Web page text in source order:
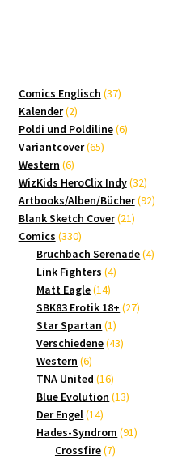
Comics Englisch 3737
Kalender 22
Produkte
Poldi und Poldiline 66
Variantcover 6565
Western 66
Produkte
WizKids HeroClix Indy 3232
Produkte
Artbooks/Alben/Bücher 9292
Blank Sketch Cover 2121
Comics 330330
Produkte
Bruchbach Serenade 44
Link Fighters 44
Matt Eagle 1414
Produkte
SBK83 Erotik 18+ 2727
Star Spartan 11
Produkt
Verschiedene 4343
Western 66
Produkte
TNA United 1616
Produkte
Blue Evolution 1313
Der Engel 1414
Produkte
Hades-Syndrom 9191
Crossfire 77